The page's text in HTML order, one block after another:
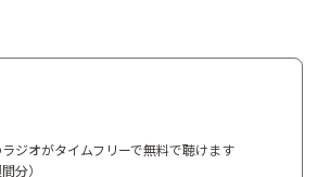
ジオがタイムフリーで無料で聴けます
分）